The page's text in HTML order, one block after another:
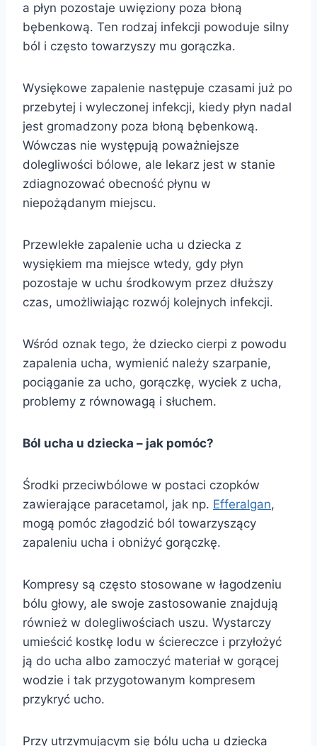
a płyn pozostaje uwięziony poza błoną
bębenkową. Ten rodzaj infekcji powoduje silny
ból i często towarzyszy mu gorączka.
Wysiękowe zapalenie następuje czasami już po
przebytej i wyleczonej infekcji, kiedy płyn nadal
jest gromadzony poza błoną bębenkową.
Wówczas nie występują poważniejsze
dolegliwości bólowe, ale lekarz jest w stanie
zdiagnozować obecność płynu w
niepożądanym miejscu.
Przewlekłe zapalenie ucha u dziecka z
wysiękiem ma miejsce wtedy, gdy płyn
pozostaje w uchu środkowym przez dłuższy
czas, umożliwiając rozwój kolejnych infekcji.
Wśród oznak tego, że dziecko cierpi z powodu
zapalenia ucha, wymienić należy szarpanie,
pociąganie za ucho, gorączkę, wyciek z ucha,
problemy z równowagą i słuchem.
Ból ucha u dziecka – jak pomóc?
Środki przeciwbólowe w postaci czopków
zawierające paracetamol, jak np. Efferalgan,
mogą pomóc złagodzić ból towarzyszący
zapaleniu ucha i obniżyć gorączkę.
Kompresy są często stosowane w łagodzeniu
bólu głowy, ale swoje zastosowanie znajdują
również w dolegliwościach uszu. Wystarczy
umieścić kostkę lodu w ściereczce i przyłożyć
ją do ucha albo zamoczyć materiał w gorącej
wodzie i tak przygotowanym kompresem
przykryć ucho.
Przy utrzymującym się bólu ucha u dziecka